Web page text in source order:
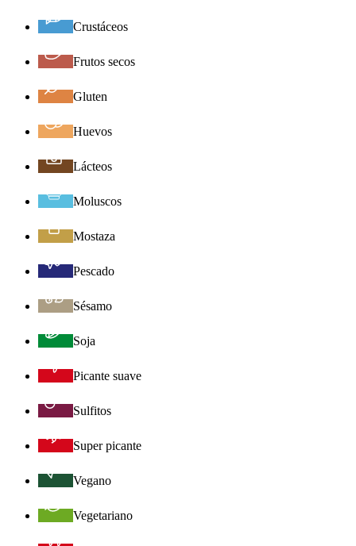
Crustáceos
Frutos secos
Gluten
Huevos
Lácteos
Moluscos
Mostaza
Pescado
Sésamo
Soja
Picante suave
Sulfitos
Super picante
Vegano
Vegetariano